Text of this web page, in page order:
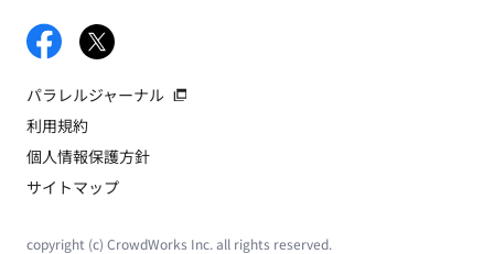
パラレルジャーナル
利用規約
個人情報保護方針
サイトマップ
copyright (c) CrowdWorks Inc. all rights reserved.